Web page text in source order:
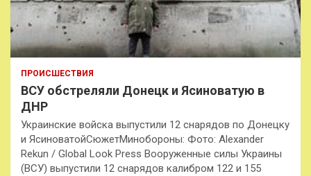
ПРОИСШЕСТВИЯ
ВСУ обстреляли Донецк и Ясиноватую в
ДНР
Украинские войска выпустили 12 снарядов по Донецку
и ЯсиноватойСюжетМинобороны: Фото: Alexander
Rekun / Global Look Press Вооруженные силы Украины
(ВСУ) выпустили 12 снарядов калибром 122 и 155